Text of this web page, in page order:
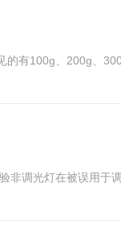
有100g、200g、
非调光灯在被误用于